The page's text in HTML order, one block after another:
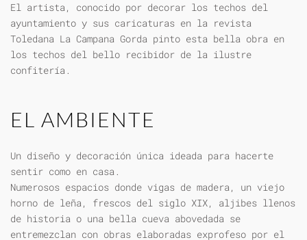
El artista, conocido por decorar los techos del
ayuntamiento y sus caricaturas en la revista
Toledana La Campana Gorda pinto esta bella obra en
los techos del bello recibidor de la ilustre
confitería.
EL AMBIENTE
Un diseño y decoración única ideada para hacerte
sentir como en casa.
Numerosos espacios donde vigas de madera, un viejo
horno de leña, frescos del siglo XIX, aljibes llenos
de historia o una bella cueva abovedada se
entremezclan con obras elaboradas exprofeso por el